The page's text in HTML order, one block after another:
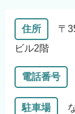
住所
〒
ビル2階
電話番号
駐車場